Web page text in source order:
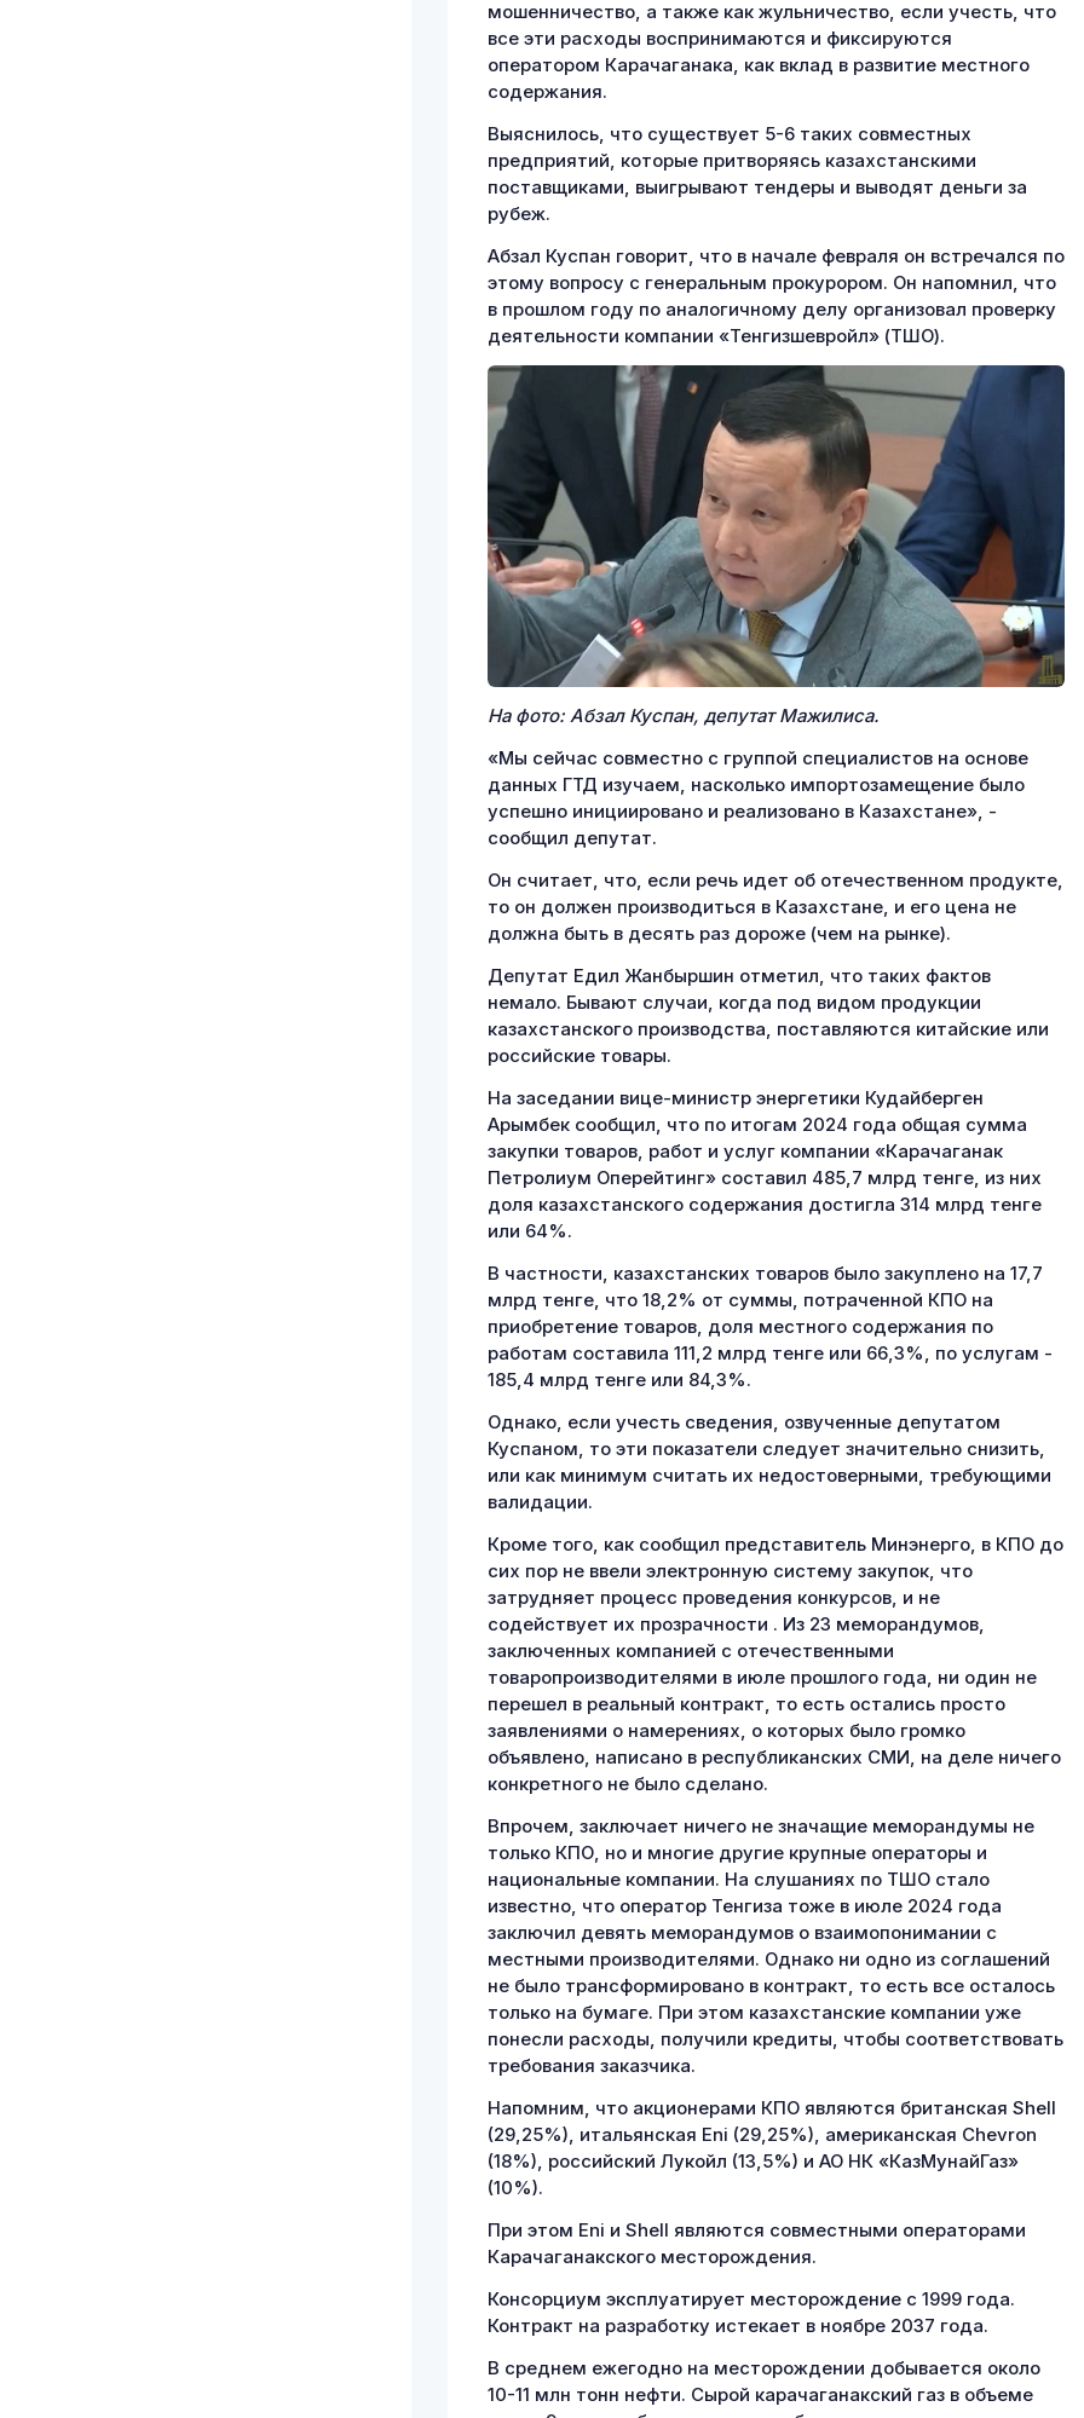
мошенничество, а также как жульничество, если учесть, что
все эти расходы воспринимаются и фиксируются
оператором Карачаганака, как вклад в развитие местного
содержания.
Выяснилось, что существует 5-6 таких совместных
предприятий, которые притворяясь казахстанскими
поставщиками, выигрывают тендеры и выводят деньги за
рубеж.
Абзал Куспан говорит, что в начале февраля он встречался по
этому вопросу с генеральным прокурором. Он напомнил, что
в прошлом году по аналогичному делу организовал проверку
деятельности компании «Тенгизшевройл» (ТШО).
На фото: Абзал Куспан, депутат Мажилиса.
«Мы сейчас совместно с группой специалистов на основе
данных ГТД изучаем, насколько импортозамещение было
успешно инициировано и реализовано в Казахстане», -
сообщил депутат.
Он считает, что, если речь идет об отечественном продукте,
то он должен производиться в Казахстане, и его цена не
должна быть в десять раз дороже (чем на рынке).
Депутат Едил Жанбыршин отметил, что таких фактов
немало. Бывают случаи, когда под видом продукции
казахстанского производства, поставляются китайские или
российские товары.
На заседании вице-министр энергетики Кудайберген
Арымбек сообщил, что по итогам 2024 года общая сумма
закупки товаров, работ и услуг компании «Карачаганак
Петролиум Оперейтинг» составил 485,7 млрд тенге, из них
доля казахстанского содержания достигла 314 млрд тенге
или 64%.
В частности, казахстанских товаров было закуплено на 17,7
млрд тенге, что 18,2% от суммы, потраченной КПО на
приобретение товаров, доля местного содержания по
работам составила 111,2 млрд тенге или 66,3%, по услугам -
185,4 млрд тенге или 84,3%.
Однако, если учесть сведения, озвученные депутатом
Куспаном, то эти показатели следует значительно снизить,
или как минимум считать их недостоверными, требующими
валидации.
Кроме того, как сообщил представитель Минэнерго, в КПО до
сих пор не ввели электронную систему закупок, что
затрудняет процесс проведения конкурсов, и не
содействует их прозрачности . Из 23 меморандумов,
заключенных компанией с отечественными
товаропроизводителями в июле прошлого года, ни один не
перешел в реальный контракт, то есть остались просто
заявлениями о намерениях, о которых было громко
объявлено, написано в республиканских СМИ, на деле ничего
конкретного не было сделано.
Впрочем, заключает ничего не значащие меморандумы не
только КПО, но и многие другие крупные операторы и
национальные компании. На слушаниях по ТШО стало
известно, что оператор Тенгиза тоже в июле 2024 года
заключил девять меморандумов о взаимопонимании с
местными производителями. Однако ни одно из соглашений
не было трансформировано в контракт, то есть все осталось
только на бумаге. При этом казахстанские компании уже
понесли расходы, получили кредиты, чтобы соответствовать
требования заказчика.
Напомним, что акционерами КПО являются британская Shell
(29,25%), итальянская Eni (29,25%), американская Chevron
(18%), российский Лукойл (13,5%) и АО НК «КазМунайГаз»
(10%).
При этом Eni и Shell являются совместными операторами
Карачаганакского месторождения.
Консорциум эксплуатирует месторождение с 1999 года.
Контракт на разработку истекает в ноябре 2037 года.
В среднем ежегодно на месторождении добывается около
10-11 млн тонн нефти. Сырой карачаганакский газ в объеме